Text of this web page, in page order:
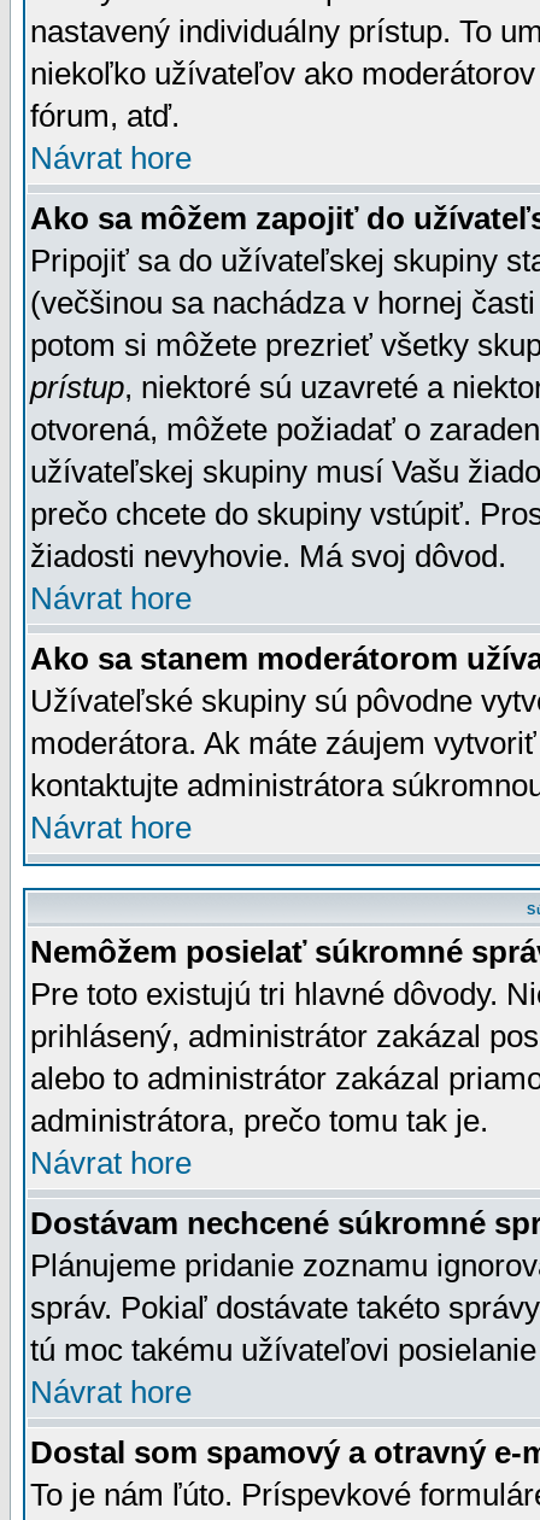
nastavený individuálny prístup. To
niekoľko užívateľov ako
fórum, atď.
Návrat hore
Ako sa môžem zapojiť do
Pripojiť sa do užívateľskej skupiny
(večšinou sa nachádza v hornej
potom si môžete prezrieť všetky
prístup, niektoré sú uzavreté a
otvorená, môžete požiadať o
užívateľskej skupiny musí Vašu
prečo chcete do skupiny vstúpiť.
žiadosti nevyhovie. Má svoj dôvod.
Návrat hore
Ako sa stanem moderátorom
Užívateľské skupiny sú pôvodne
moderátora. Ak máte záujem
kontaktujte administrátora
Návrat hore
Nemôžem posielať súkromné
Pre toto existujú tri hlavné dôvody.
prihlásený, administrátor zakázal
alebo to administrátor zakázal
administrátora, prečo tomu tak je.
Návrat hore
Dostávam nechcené súkromné
Plánujeme pridanie zoznamu
správ. Pokiaľ dostávate takéto
tú moc takému užívateľovi
Návrat hore
Dostal som spamový a otravný e-
To je nám ľúto. Príspevkové